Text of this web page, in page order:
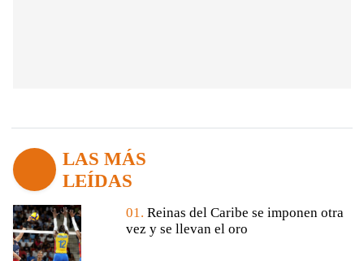
LAS MÁS
LEÍDAS
01. Reinas del Caribe se imponen otra
vez y se llevan el oro